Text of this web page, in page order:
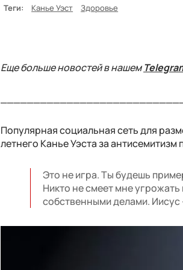
Теги: Канье Уэст Здоровье
Еще больше новостей в нашем
Популярная социальная сеть для
летнего Канье Уэста за антисемитизм
Это не игра. Ты будешь
Никто не смеет мне
собственными делами. Иисус